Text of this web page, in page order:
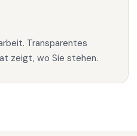
Transparentes
zeigt, wo Sie stehen.